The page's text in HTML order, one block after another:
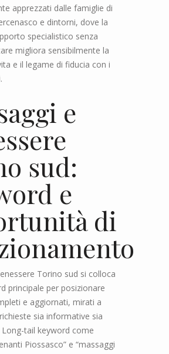
apprezzati dalle famiglie di
e dintorni, dove la
specialistico senza
migliora sensibilmente la
e il legame di fiducia con i
e
sud:
e
di
Torino sud si colloca
principale per posizionare
e aggiornati, mirati a
sia informative sia
tail keyword come
Piossasco” e “massaggi